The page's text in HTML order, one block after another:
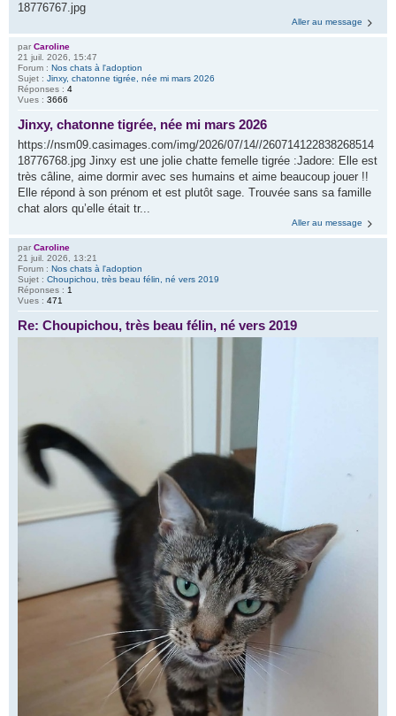
18776767.jpg
Aller au message
par Caroline
21 juil. 2026, 15:47
Forum : Nos chats à l'adoption
Sujet : Jinxy, chatonne tigrée, née mi mars 2026
Réponses : 4
Vues : 3666
Jinxy, chatonne tigrée, née mi mars 2026
https://nsm09.casimages.com/img/2026/07/14//260714122838268514
18776768.jpg Jinxy est une jolie chatte femelle tigrée :Jadore: Elle est
très câline, aime dormir avec ses humains et aime beaucoup jouer !!
Elle répond à son prénom et est plutôt sage. Trouvée sans sa famille
chat alors qu’elle était tr...
Aller au message
par Caroline
21 juil. 2026, 13:21
Forum : Nos chats à l'adoption
Sujet : Choupichou, très beau félin, né vers 2019
Réponses : 1
Vues : 471
Re: Choupichou, très beau félin, né vers 2019